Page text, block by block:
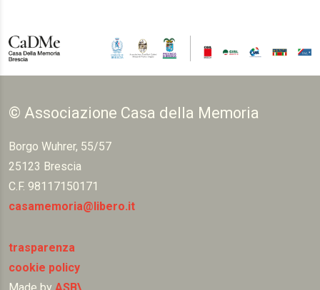
© Associazione Casa della Memoria
Borgo Wuhrer, 55/57
25123 Brescia
C.F. 98117150171
casamemoria@libero.it
trasparenza
cookie policy
Made by ASB\